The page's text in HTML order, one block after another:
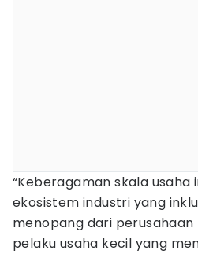
“Keberagaman skala
ekosistem industri yang
menopang dari
pelaku usaha kecil yang